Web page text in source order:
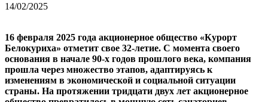
14/02/2025
16 февраля 2025 года акционерное общество «Курорт
Белокуриха» отметит свое 32-летие. С момента своего
основания в начале 90-х годов прошлого века, компания
прошла через множество этапов, адаптируясь к
изменениям в экономической и социальной ситуации
страны. На протяжении тридцати двух лет акционерное